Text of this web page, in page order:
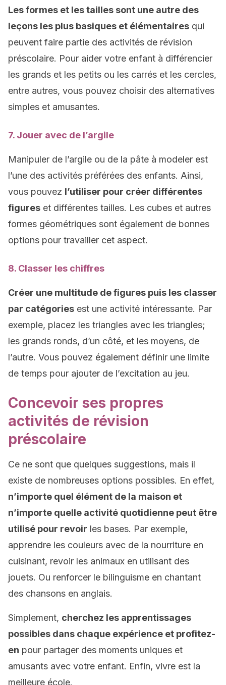
Les formes et les tailles sont une autre des
leçons les plus basiques et élémentaires qui
peuvent faire partie des activités de révision
préscolaire. Pour aider votre enfant à différencier
les grands et les petits ou les carrés et les cercles,
entre autres, vous pouvez choisir des alternatives
simples et amusantes.
7. Jouer avec de l’argile
Manipuler de l’argile ou de la pâte à modeler est
l’une des activités préférées des enfants. Ainsi,
vous pouvez l’utiliser pour créer différentes
figures et différentes tailles. Les cubes et autres
formes géométriques sont également de bonnes
options pour travailler cet aspect.
8. Classer les chiffres
Créer une multitude de figures puis les classer
par catégories est une activité intéressante. Par
exemple, placez les triangles avec les triangles;
les grands ronds, d’un côté, et les moyens, de
l’autre. Vous pouvez également définir une limite
de temps pour ajouter de l’excitation au jeu.
Concevoir ses propres
activités de révision
préscolaire
Ce ne sont que quelques suggestions, mais il
existe de nombreuses options possibles. En effet,
n’importe quel élément de la maison et
n’importe quelle activité quotidienne peut être
utilisé pour revoir les bases. Par exemple,
apprendre les couleurs avec de la nourriture en
cuisinant, revoir les animaux en utilisant des
jouets. Ou renforcer le bilinguisme en chantant
des chansons en anglais.
Simplement, cherchez les apprentissages
possibles dans chaque expérience et profitez-
en pour partager des moments uniques et
amusants avec votre enfant. Enfin, vivre est la
meilleure école.